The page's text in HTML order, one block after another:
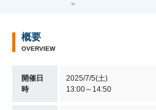
概要
OVERVIEW
開催日
時
2025/7/5(土)
13:00～14:50